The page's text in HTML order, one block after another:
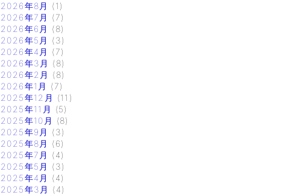
2026年8月
(1)
2026年7月
(7)
2026年6月
(8)
2026年5月
(3)
2026年4月
(7)
2026年3月
(8)
2026年2月
(8)
2026年1月
(7)
2025年12月
(11)
2025年11月
(5)
2025年10月
(8)
2025年9月
(3)
2025年8月
(6)
2025年7月
(4)
2025年5月
(3)
2025年4月
(4)
2025年3月
(4)